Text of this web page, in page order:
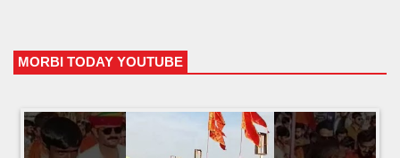
MORBI TODAY YOUTUBE
HTML5 Gallery Free Version